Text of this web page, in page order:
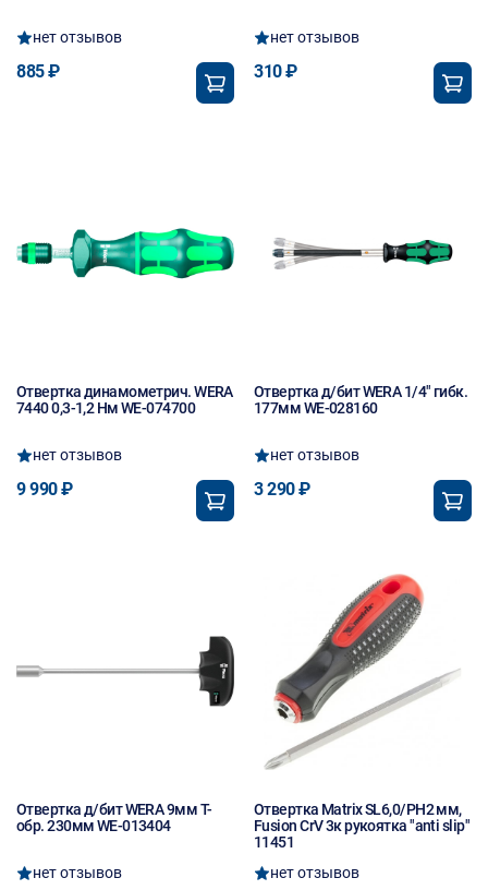
нет отзывов
885 ₽
нет отзывов
310 ₽
Отвертка динамометрич. WERA
7440 0,3-1,2 Нм WE-074700
нет отзывов
9 990 ₽
Отвертка д/бит WERA 1/4" гибк.
177мм WE-028160
нет отзывов
3 290 ₽
Отвертка д/бит WERA 9мм Т-
обр. 230мм WE-013404
нет отзывов
Отвертка Matrix SL6,0/PH2 мм,
Fusion CrV 3к рукоятка "anti slip"
11451
нет отзывов